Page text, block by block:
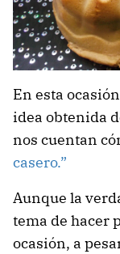
En esta
idea obtenida
nos cuentan
casero.”
Aunque la
tema de hacer
ocasión, a